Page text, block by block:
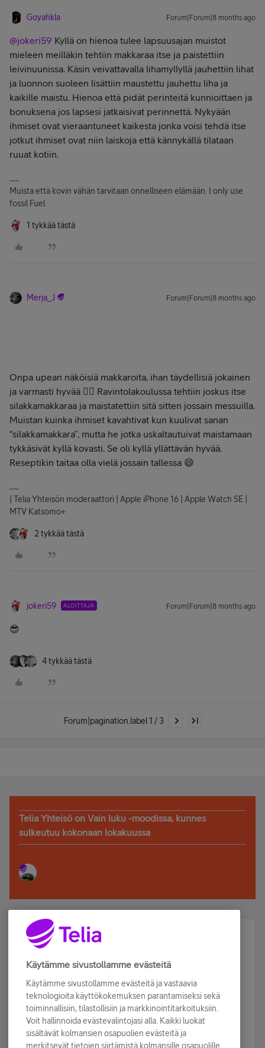
Goyahkla Forum|Forum|8 months ago
@jokeri59 Kyllä on hienoa tulee lapsuusajan muistot
mieleen meilläkin tehtiin makkaraa itse ja paistettiin
leivinuunissa. Käsin veivattavalla lihamyllyllä jauhettiin lihat
ja luonnon suoleen lisättiin maustettu jauhettu liha ja
kaikille maistu. Hienoa että pidät perinteitä kunnioittaen ja
bonuksena jos lapsesi jatkaisivat perinnettä. Nykyään
ihmiset ovat vieraantuneet kaikesta jonka voisi tehdä itse
jotkut ihmiset ovat niin laiskoja että kännykällä tilataan
ruuat kotiin.
Muista että kovin vähän tarvitaan onnelliseen elämään. I only use
fossil Fuel.
1 tykkää tästä
Merja_J Forum|Forum|8 months ago
Onpa upean näköisiä makkaroita, ihan täydellisiä jokainen
ja varmasti hyvää 👌🏻 Ravintolakoulussa tehtiin joskus itse
silakkamakkaraa ja maistatettiin sitä sitten jossain messuilla.
Muistan kuinka ihmiset kavahtivat kun kuulivat sanan
“silakkamakkara”, mutta he jotka uskaltautuivat maistamaan
tykkäsivät kyllä kovasti. Se oli kyllä yllättävän hyvää.
Reseptikin taitaa olla vielä jossain tallessa 😄
| Telia Yhteisön moderaattori | Apple iPhone 16 | Apple Watch SE |
MTV Katsomo+
2 tykkää tästä
jokeri59 ALOITTAJA Forum|Forum|8 months ago
😎
4 tykkää tästä
Forum|pagination.label 1 / 3
Telia Yhteisö on Vain luku -moodissa, kunnes
sulkeutuu kokonaan lokakuussa
Älä jää paitsi – osallistu ja voita!
Tilaa Telian uutiskirje ja olet mukana arvonnassa.
sähköpostiisi.
Tilaa nyt
Käytämme sivustollamme evästeitä
Käytämme sivustollamme evästeitä ja vastaavia
teknologioita käyttökokemuksen parantamiseksi sekä
toiminnallisiin, tilastollisiin ja markkinointitarkoituksiin.
Voit hallinnoida evästevalintojasi alla. Kaikki luokat
sisältävät kolmansien osapuolien evästeitä ja
merkitsevät tietojen siirtämistä kolmansille osapuolille.